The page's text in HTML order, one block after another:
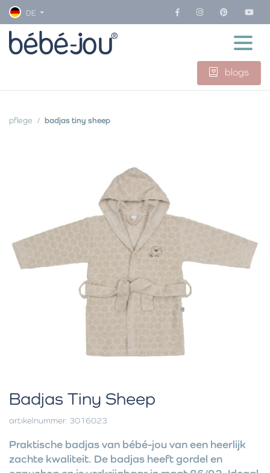
DE
blogs
pflege badjas tiny sheep
Badjas Tiny Sheep
artikelnummer: 3016023
Praktische badjas van bébé-jou van een heerlijk
zachte kwaliteit. De badjas heeft gordel en